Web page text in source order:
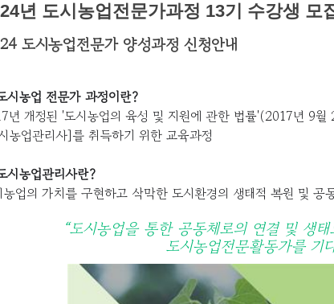
년 도시농업전문가과정 13기 수강생 모
도시농업전문가 양성과정 신청안내
농업 전문가 과정이란?
년 개정된 '도시농업의 육성 및 지원에 관한 법률'(2017년 9
농업관리사]를 취득하기 위한 교육과정
농업관리사란?
농업의 가치를 구현하고 삭막한 도시환경의 생태적 복원 및 공
“도시농업을 통한 공동체로의 연결 및 생
도시농업전문활동가를 기